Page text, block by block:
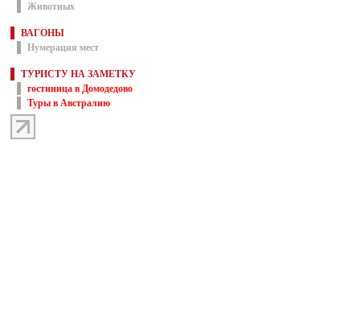
Животных
ВАГОНЫ
Нумерация мест
ТУРИСТУ НА ЗАМЕТКУ
гостиница в Домодедово
Туры в Австралию